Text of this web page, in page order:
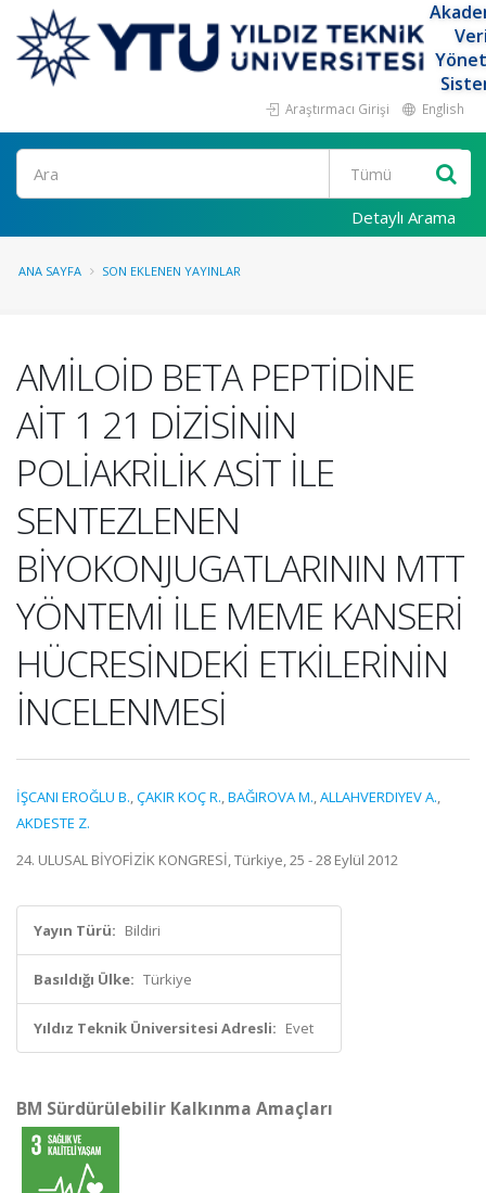
Araştırmacı Girişi English
Ara
Detaylı Arama
ANA SAYFA SON EKLENEN YAYINLAR
AMİLOİD BETA PEPTİDİNE
AİT 1 21 DİZİSİNİN
POLİAKRİLİK ASİT İLE
SENTEZLENEN
BİYOKONJUGATLARININ MTT
YÖNTEMİ İLE MEME KANSERİ
HÜCRESİNDEKİ ETKİLERİNİN
İNCELENMESİ
İŞCANI EROĞLU B.,ÇAKIR KOÇ R.,BAĞIROVA M.,ALLAHVERDIYEV A.,
AKDESTE Z.
24. ULUSAL BİYOFİZİK KONGRESİ, Türkiye, 25 - 28 Eylül 2012
Yayın Türü: Bildiri
Basıldığı Ülke: Türkiye
Yıldız Teknik Üniversitesi Adresli: Evet
BM Sürdürülebilir Kalkınma Amaçları